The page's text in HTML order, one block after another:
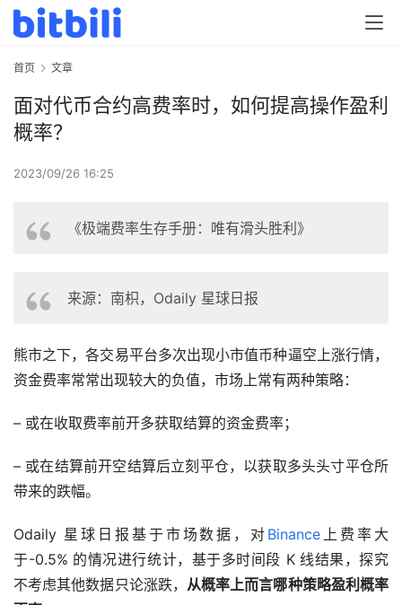
首页 文章
面对代币合约高费率时，如何提高操作盈利
概率？
2023/09/26 16:25
《极端费率生存手册：唯有滑头胜利》
来源：南枳，Odaily 星球日报
熊市之下，各交易平台多次出现小市值币种逼空上涨行情，
资金费率常常出现较大的负值，市场上常有两种策略：
– 或在收取费率前开多获取结算的资金费率；
– 或在结算前开空结算后立刻平仓，以获取多头头寸平仓所
带来的跌幅。
Odaily 星球日报基于市场数据，对 Binance 上费率大
于-0.5% 的情况进行统计，基于多时间段 K 线结果，探究
不考虑其他数据只论涨跌， 从概率上而言哪种策略盈利概率